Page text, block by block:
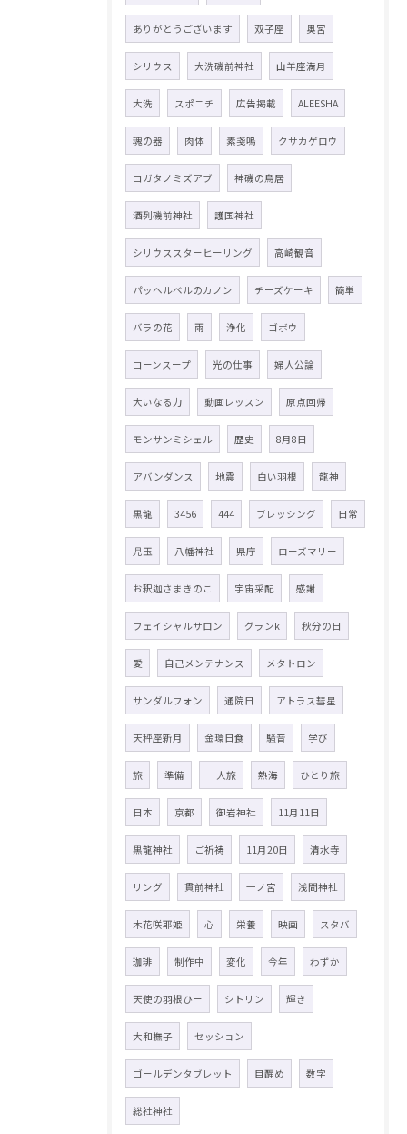
ありがとうございます 双子座 奥宮
シリウス 大洗磯前神社 山羊座満月
大洗 スポニチ 広告掲載 ALEESHA
魂の器 肉体 素戔嗚 クサカゲロウ
コガタノミズアブ 神磯の鳥居
酒列磯前神社 護国神社
シリウススターヒーリング 高崎観音
パッヘルベルのカノン チーズケーキ 簡単
バラの花 雨 浄化 ゴボウ
コーンスープ 光の仕事 婦人公論
大いなる力 動画レッスン 原点回帰
モンサンミシェル 歴史 8月8日
アバンダンス 地震 白い羽根 龍神
黒龍 3456 444 ブレッシング 日常
児玉 八幡神社 県庁 ローズマリー
お釈迦さまきのこ 宇宙采配 感謝
フェイシャルサロン グランk 秋分の日
愛 自己メンテナンス メタトロン
サンダルフォン 通院日 アトラス彗星
天秤座新月 金環日食 騒音 学び
旅 準備 一人旅 熱海 ひとり旅
日本 京都 御岩神社 11月11日
黒龍神社 ご祈祷 11月20日 清水寺
リング 貫前神社 一ノ宮 浅間神社
木花咲耶姫 心 栄養 映画 スタバ
珈琲 制作中 変化 今年 わずか
天使の羽根ひー シトリン 輝き
大和撫子 セッション
ゴールデンタブレット 目醒め 数字
総社神社